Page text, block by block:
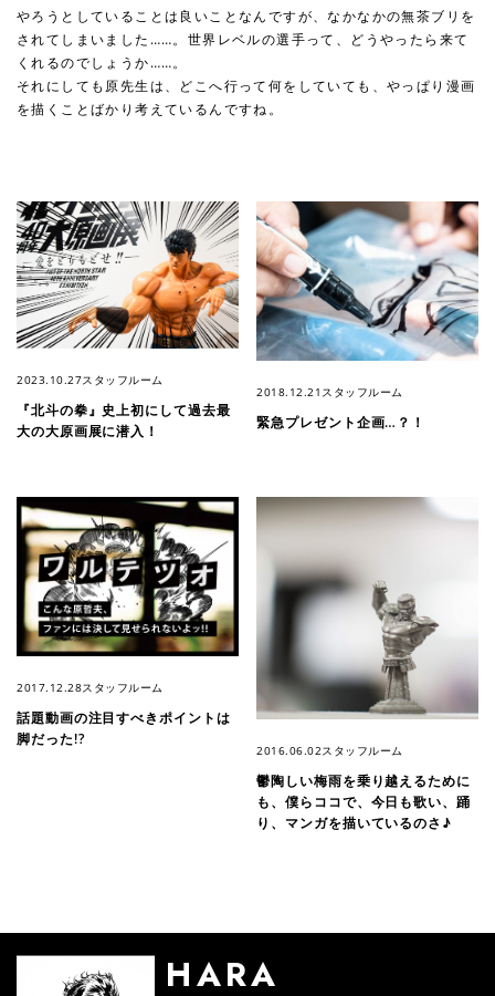
やろうとしていることは良いことなんですが、なかなかの無茶ブリを
されてしまいました……。世界レベルの選手って、どうやったら来て
くれるのでしょうか……。
それにしても原先生は、どこへ行って何をしていても、やっぱり漫画
を描くことばかり考えているんですね。
2023.10.27スタッフルーム
『北斗の拳』史上初にして過去最
大の大原画展に潜入！
2018.12.21 スタッフルーム
緊急プレゼント企画…？！
2017.12.28スタッフルーム
話題動画の注目すべきポイントは
脚だった!?
2016.06.02スタッフルーム
鬱陶しい梅雨を乗り越えるために
も、僕らココで、今日も歌い、踊
り、マンガを描いているのさ♪
HARA